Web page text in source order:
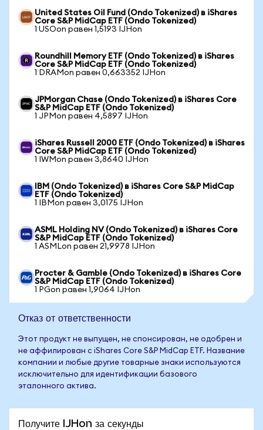
United States Oil Fund (Ondo Tokenized) в iShares
Core S&P MidCap ETF (Ondo Tokenized)
1 USOon равен 1,5193 IJHon
Roundhill Memory ETF (Ondo Tokenized) в iShares
Core S&P MidCap ETF (Ondo Tokenized)
1 DRAMon равен 0,663352 IJHon
JPMorgan Chase (Ondo Tokenized) в iShares Core
S&P MidCap ETF (Ondo Tokenized)
1 JPMon равен 4,5897 IJHon
iShares Russell 2000 ETF (Ondo Tokenized) в iShares
Core S&P MidCap ETF (Ondo Tokenized)
1 IWMon равен 3,8640 IJHon
IBM (Ondo Tokenized) в iShares Core S&P MidCap
ETF (Ondo Tokenized)
1 IBMon равен 3,0175 IJHon
ASML Holding NV (Ondo Tokenized) в iShares Core
S&P MidCap ETF (Ondo Tokenized)
1 ASMLon равен 21,9978 IJHon
Procter & Gamble (Ondo Tokenized) в iShares Core
S&P MidCap ETF (Ondo Tokenized)
1 PGon равен 1,9064 IJHon
Отказ от ответственности
Этот продукт не выпущен, не спонсирован, не одобрен и
не аффилирован с iShares Core S&P MidCap ETF. Название
компании и любые другие товарные знаки используются
исключительно для идентификации базового
эталонного актива.
Получите IJHon за секунды